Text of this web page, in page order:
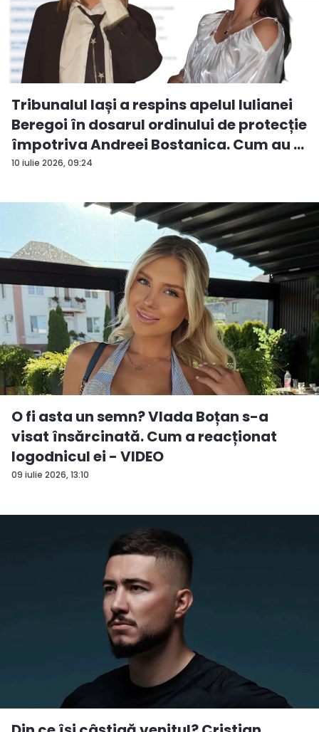
10 iulie 2026, 09:24
Tribunalul Iași a respins apelul Iulianei
Beregoi în dosarul ordinului de protecție
împotriva Andreei Bostanica. Cum au ...
09 iulie 2026, 13:10
O fi asta un semn? Vlada Boțan s-a
visat însărcinată. Cum a reacționat
logodnicul ei - VIDEO